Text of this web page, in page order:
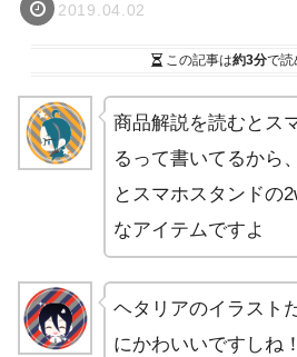
2019.04.02
この記事は約3分で読
商品解説を読むとス
るって書いてるから
とスマホスタンドの
なアイテムですよ
ヘタリアのイラスト
にかわいいですしね！